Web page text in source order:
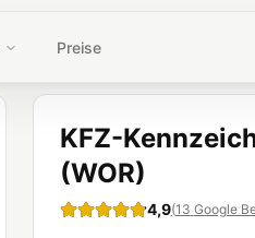
Preise
KFZ-
(WOR)
4,9(13 Google